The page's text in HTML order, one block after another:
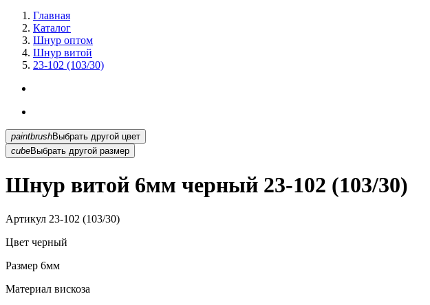
Главная
Каталог
Шнур оптом
Шнур витой
23-102 (103/30)
paintbrush
Выбрать другой цвет
cubeВыбрать другой размер
Шнур витой 6мм черный 23-102 (103/30)
Артикул 23-102 (103/30)
Цвет черный
Размер 6мм
Материал вискоза